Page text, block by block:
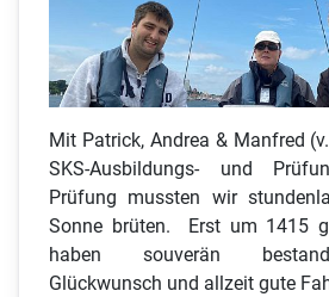
Mit Patrick, Andrea & Manfred
SKS-Ausbildungs- und
Prüfung mussten wir
Sonne brüten. Erst um 1415
haben souverän
Glückwunsch und allzeit gute